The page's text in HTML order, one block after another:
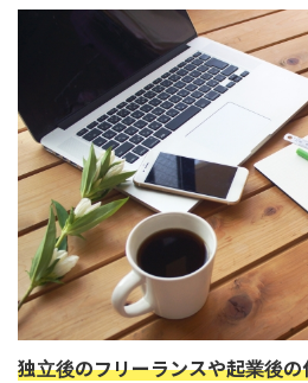
独立後のフリーランスや起業後